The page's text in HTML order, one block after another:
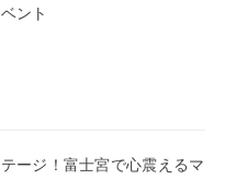
ント
ージ！富士宮で心震えるマ